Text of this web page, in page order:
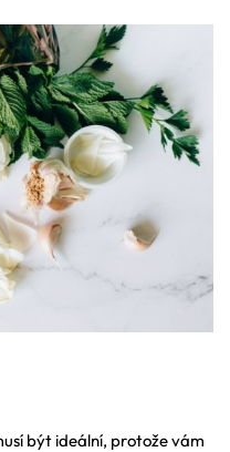
být ideální, protože vám